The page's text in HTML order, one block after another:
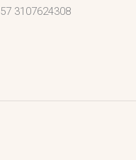
57 3107624308